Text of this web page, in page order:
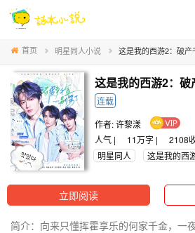
首页 明星同人小说 这是我的西游2：破产
这是我的西游2：破
连载
作者:许黎漾
人气 |
11万字 | 2108
明星同人
这是我的西
立即阅读
简介：向来只懂挥霍享乐的何家千金，一